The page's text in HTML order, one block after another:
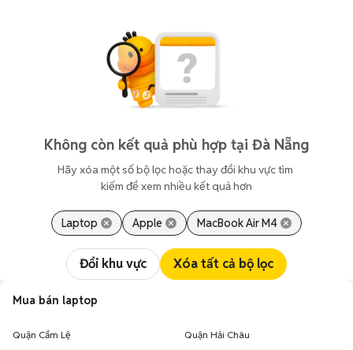
Không còn kết quả phù hợp tại Đà Nẵng
Hãy xóa một số bộ lọc hoặc thay đổi khu vực tìm
kiếm để xem nhiều kết quả hơn
Laptop Apple MacBook Air M4
Đổi khu vực Xóa tất cả bộ lọc
Mua bán laptop
Quận Cẩm Lệ Quận Hải Châu